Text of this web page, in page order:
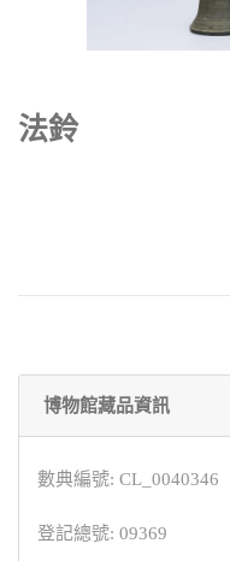
法鈴
博物館藏品資訊
數典編號: CL_0040346
登記總號: 09369